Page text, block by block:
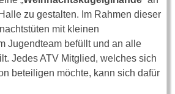
zu gestalten. Im Rahmen dieser
mit kleinen
Jugendteam befüllt und an alle
Jedes ATV Mitglied, welches sich
beteiligen möchte, kann sich dafür